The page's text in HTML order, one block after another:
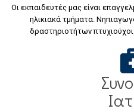
Οι εκπαιδευτές μας είναι
ηλικιακά τμήματα.
δραστηριοτήτων